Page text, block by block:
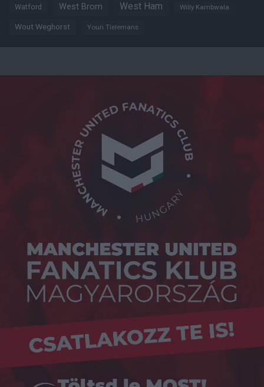
Watford West Brom West Ham Willy Kambwala
Wout Weghorst Youri Tielemans